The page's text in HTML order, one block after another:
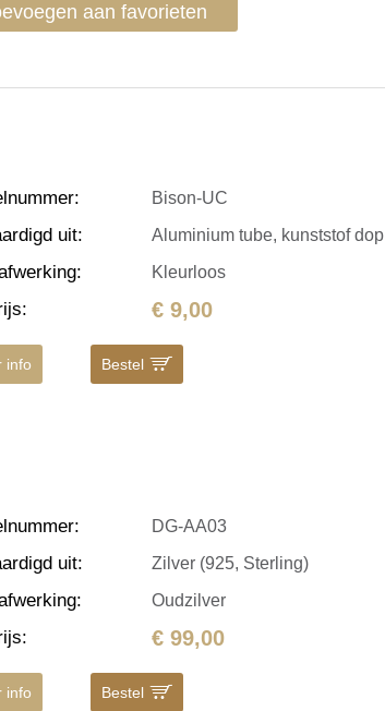
aan favorieten
: Bison-UC
uit: Aluminium tube, kunststof dop
: Kleurloos
: € 9,00
info Bestel
: DG-AA03
uit: Zilver (925, Sterling)
: Oudzilver
: € 99,00
info Bestel